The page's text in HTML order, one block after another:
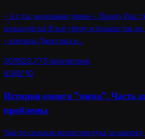
- Ах ты, маленькая дрянь! - Прошу Вас,
пожалуйста! Я всё уберу и больше так не
- кричала Джессика в…
201522,773 просмотров
8.99/ 10
История одного "мима". Часть
проблемы
Чья-то сильная жилистая рука за